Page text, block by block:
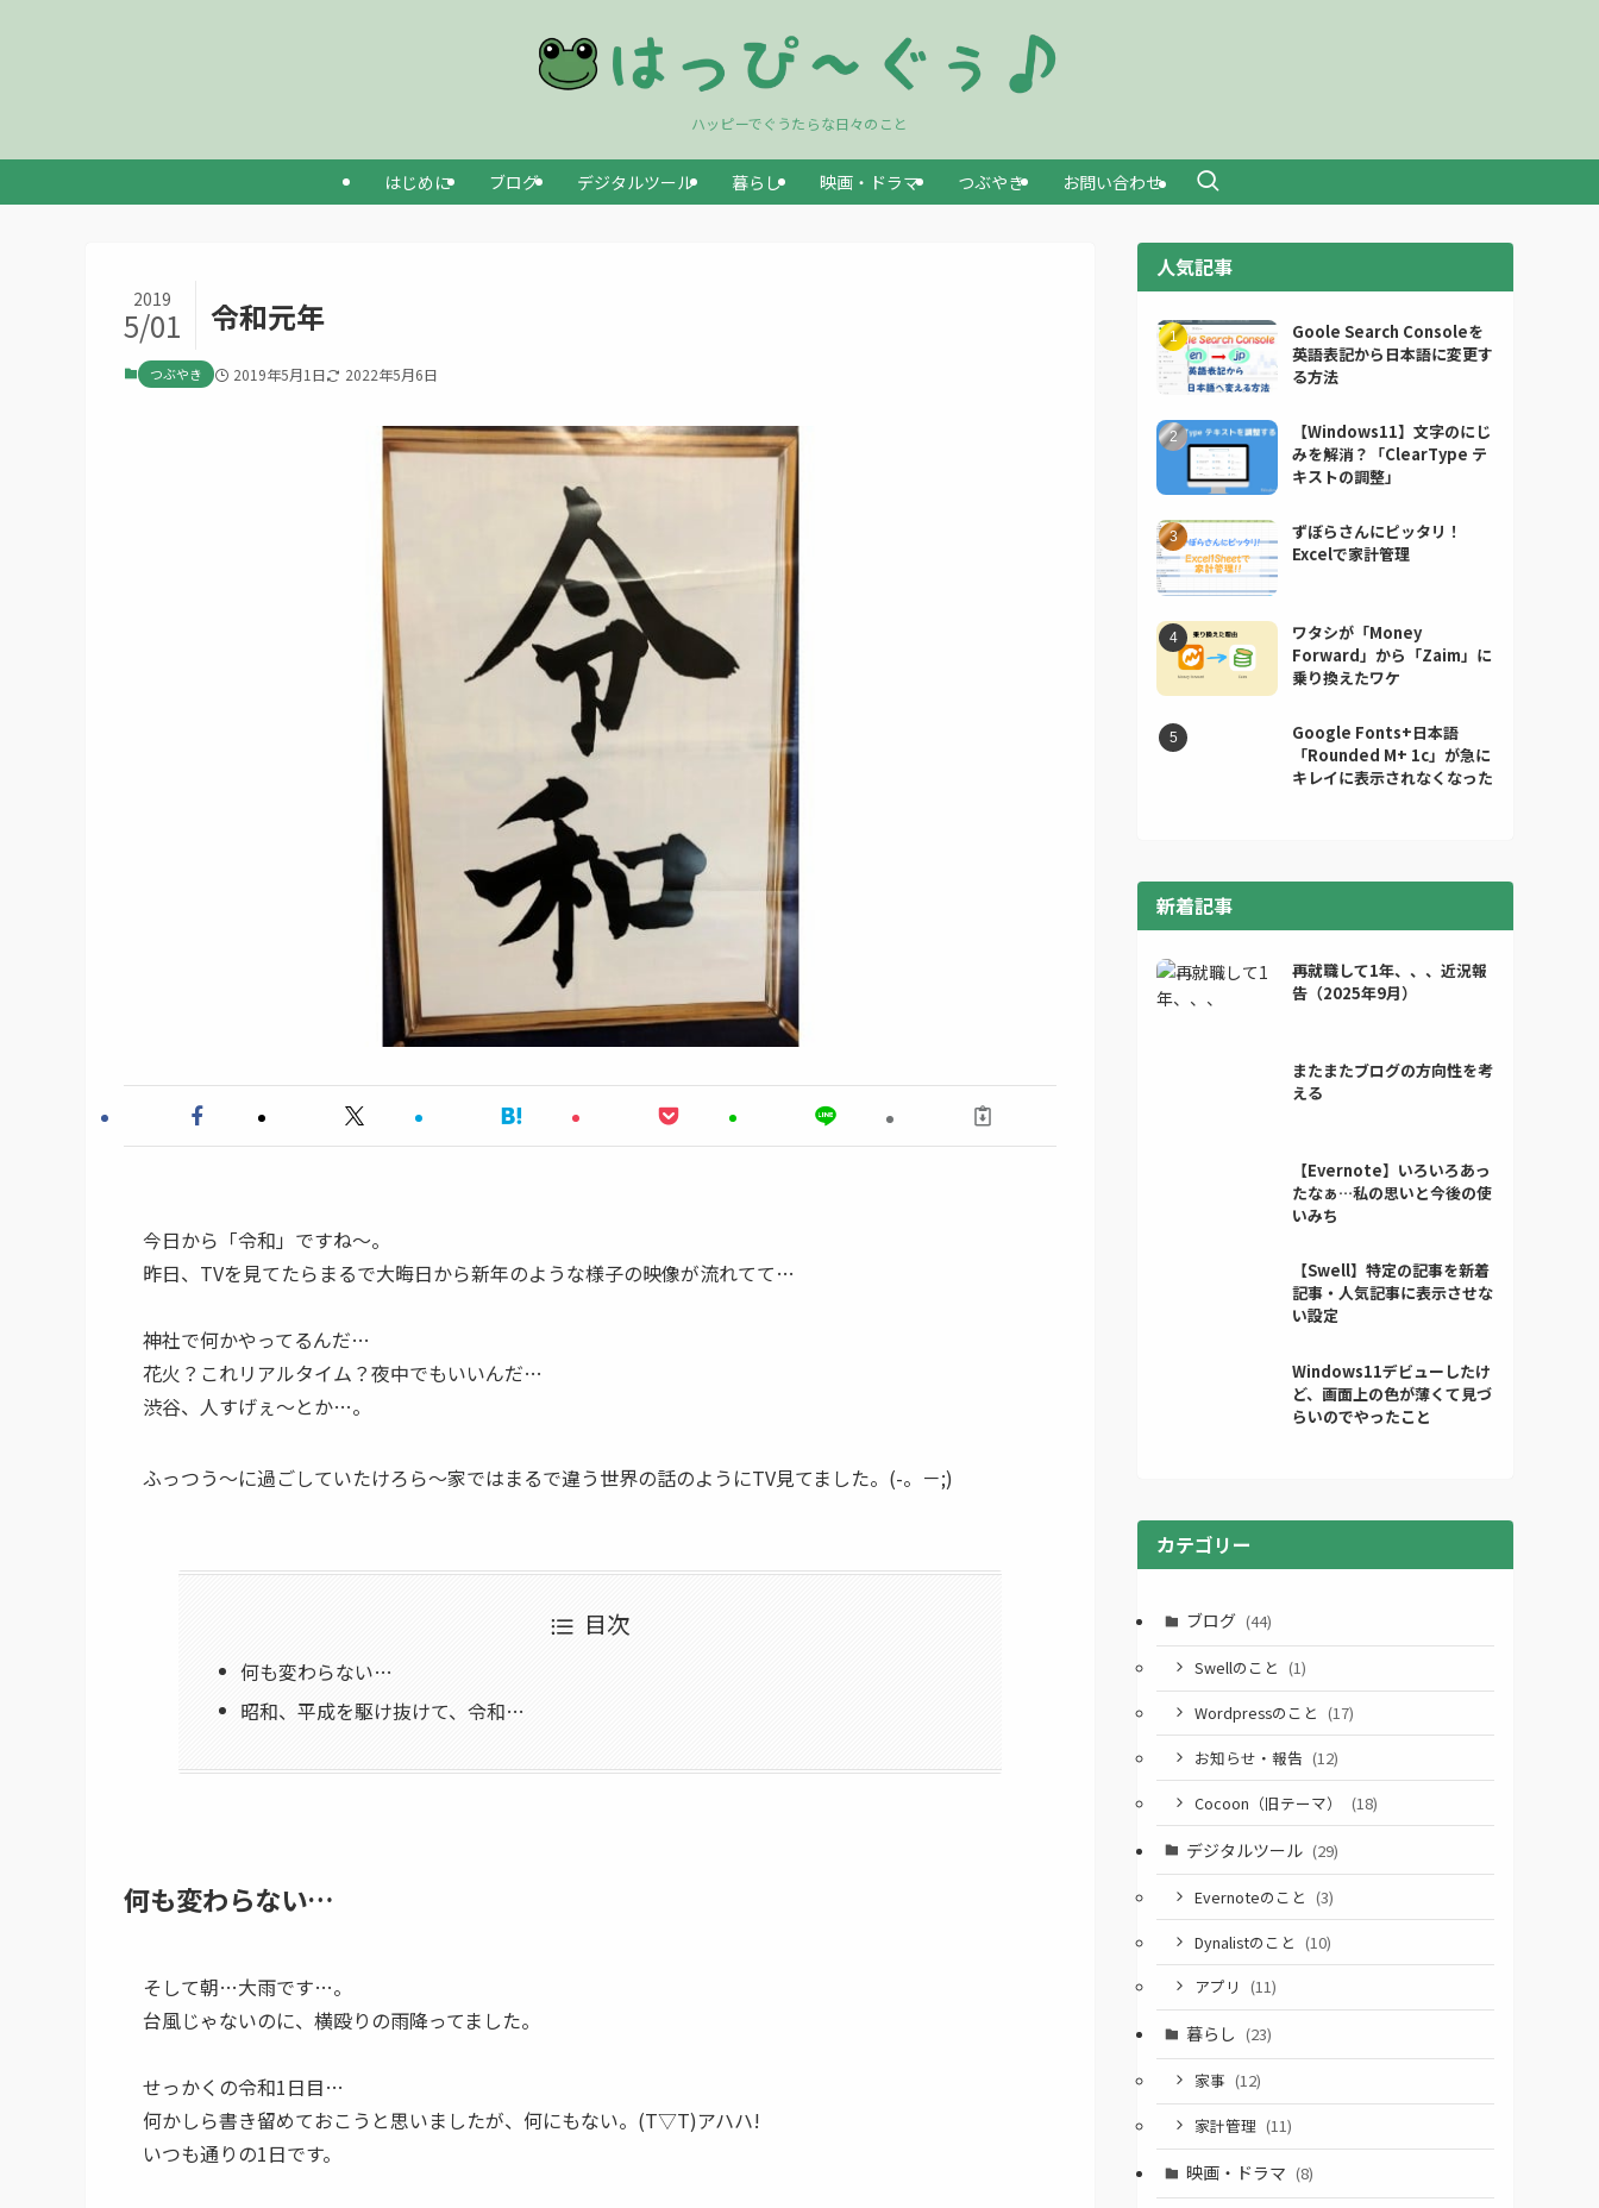
ハッピーでぐうたらな日々のこと
はじめに ブログ デジタルツール 暮らし 映画・ドラマ つぶやき お問い合わせ
令和元年
2019
5/01
つぶやき 2019年5月1日 2022年5月6日
今日から「令和」ですね～。
昨日、TVを見てたらまるで大晦日から新年のような様子の映像が流れてて…
神社で何かやってるんだ…
花火？これリアルタイム？夜中でもいいんだ…
渋谷、人すげぇ～とか…。
ふっつう～に過ごしていたけろら～家ではまるで違う世界の話のようにTV見てました。(-。－;)
目次
何も変わらない…
昭和、平成を駆け抜けて、令和…
何も変わらない…
そして朝…大雨です…。
台風じゃないのに、横殴りの雨降ってました。
せっかくの令和1日目…
何かしら書き留めておこうと思いましたが、何にもない。(T▽T)アハハ!
いつも通りの1日です。
人気記事
Goole Search Consoleを
英語表記から日本語に変更す
る方法
【Windows11】文字のにじ
みを解消？「ClearType テ
キストの調整」
ずぼらさんにピッタリ！
Excelで家計管理
ワタシが「Money
Forward」から「Zaim」に
乗り換えたワケ
Google Fonts+日本語
「Rounded M+ 1c」が急に
キレイに表示されなくなった
新着記事
再就職して1年、、、近況報
告（2025年9月）
またまたブログの方向性を考
える
【Evernote】いろいろあっ
たなぁ…私の思いと今後の使
いみち
【Swell】特定の記事を新着
記事・人気記事に表示させな
い設定
Windows11デビューしたけ
ど、画面上の色が薄くて見づ
らいのでやったこと
カテゴリー
ブログ (44)
Swellのこと (1)
Wordpressのこと (17)
お知らせ・報告 (12)
Cocoon（旧テーマ）
(18)
デジタルツール (29)
Evernoteのこと (3)
Dynalistのこと (10)
アプリ
(11)
暮らし (23)
家事 (12)
家計管理 (11)
映画・ドラマ (8)